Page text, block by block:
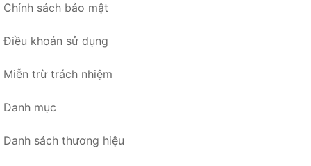
Chính sách bảo mật
Điều khoản sử dụng
Miễn trừ trách nhiệm
Danh mục
Danh sách thương hiệu